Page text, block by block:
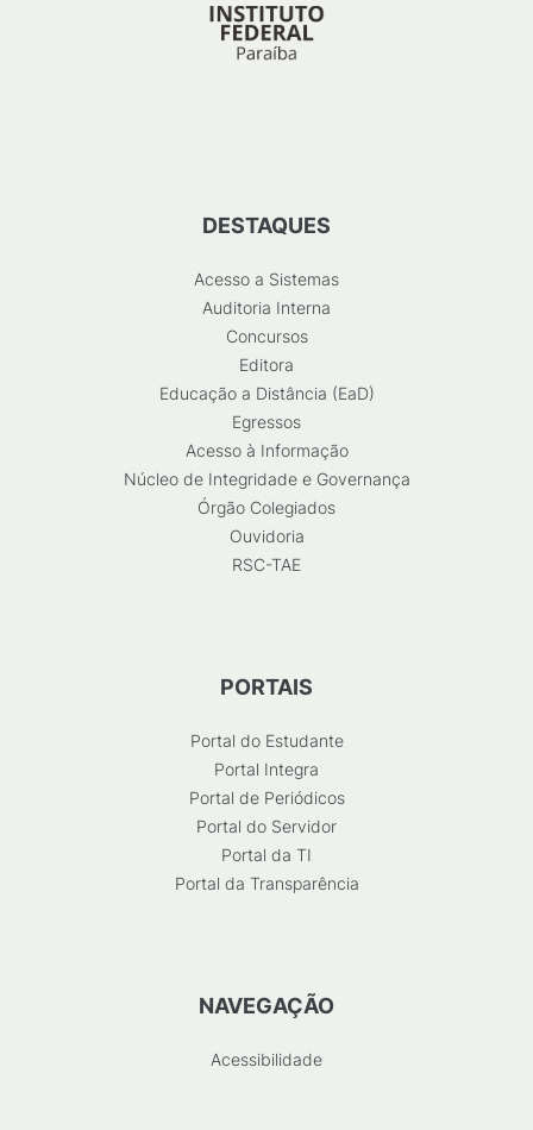
DESTAQUES
Acesso a Sistemas
Auditoria Interna
Concursos
Editora
Educação a Distância (EaD)
Egressos
Acesso à Informação
Núcleo de Integridade e Governança
Órgão Colegiados
Ouvidoria
RSC-TAE
PORTAIS
Portal do Estudante
Portal Integra
Portal de Periódicos
Portal do Servidor
Portal da TI
Portal da Transparência
NAVEGAÇÃO
Acessibilidade